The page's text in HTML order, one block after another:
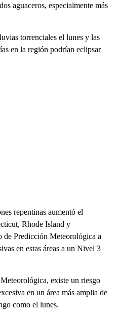
aguaceros, especialmente más
torrenciales el lunes y las
en la región podrían eclipsar
repentinas aumentó el
Rhode Island y
de Predicción Meteorológica a
en estas áreas a un Nivel 3
existe un riesgo
en un área más amplia de
como el lunes.